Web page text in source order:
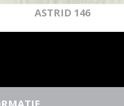
ASTRID 146